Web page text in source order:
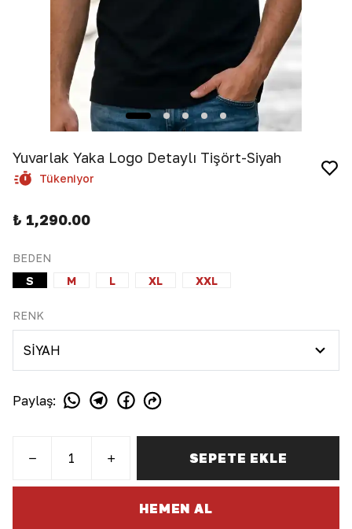
Yuvarlak Yaka Logo Detaylı Tişört-Siyah
Tükeniyor
₺ 1,290.00
BEDEN
S
M L XL XXL
RENK
Paylaş:
SEPETE EKLE
HEMEN AL